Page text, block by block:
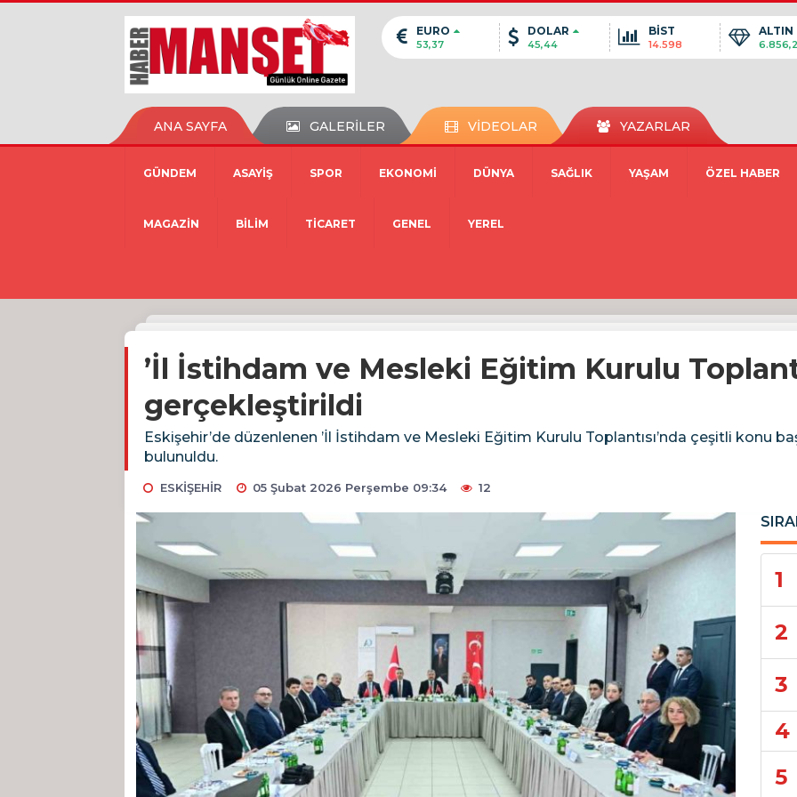
EURO
53,37
DOLAR
45,44
BİST
14.598
ALTIN
ANA SAYFA GALERİLER VİDEOLAR YAZARLAR
GÜNDEM ASAYİŞ SPOR EKONOMİ DÜNYA SAĞLIK YAŞAM ÖZEL HABER
MAGAZİN BİLİM TİCARET GENEL YEREL
’İl İstihdam ve Mesleki Eğitim Kurulu
gerçekleştirildi
Eskişehir’de düzenlenen ’İl İstihdam ve Mesleki Eğitim Kurulu Toplantısı’nda çeşitli konu
bulunuldu.
ESKİŞEHİR 05 Şubat 2026 Perşembe 09:34 12
1
2
3
4
5